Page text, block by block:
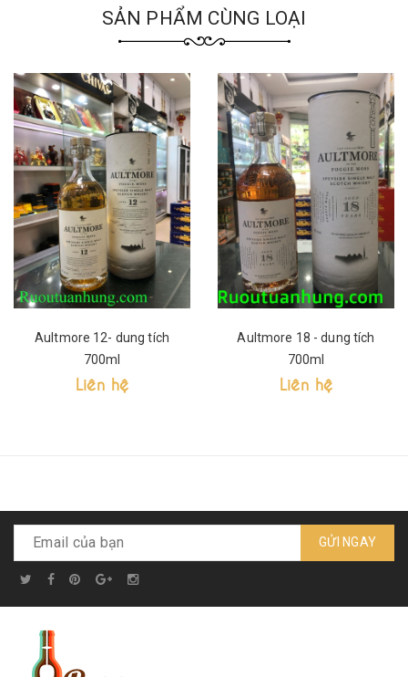
SẢN PHẨM CÙNG LOẠI
Aultmore 12- dung tích
700ml
Liên hệ
Aultmore 18 - dung tích
700ml
Liên hệ
GỬI NGAY